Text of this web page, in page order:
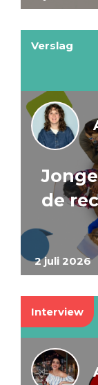
Verslag
2 juli 2026
de
Interview